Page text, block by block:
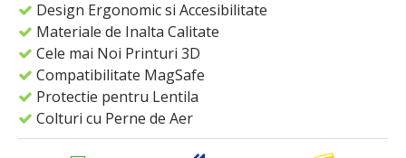
Design Ergonomic si Accesibilitate
Materiale de Inalta Calitate
Cele mai Noi Printuri 3D
Compatibilitate MagSafe
Protectie pentru Lentila
Colturi cu Perne de Aer